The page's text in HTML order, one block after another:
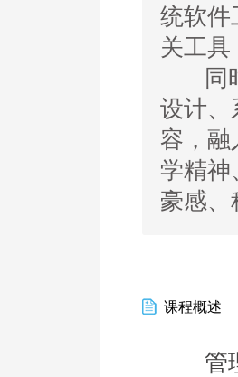
统软件
关工
同时
设计、
容，融
学精神
豪感、
课程概述
管理